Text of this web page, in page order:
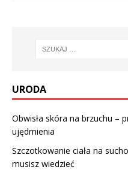
URODA
Obwisła skóra na brzuchu –
ujędrnienia
Szczotkowanie ciała na
musisz wiedzieć